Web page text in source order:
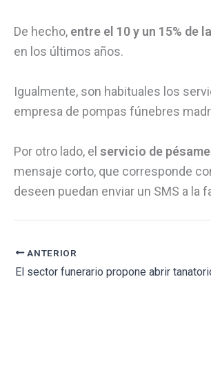
De hecho, entre el 10 y un 15%
en los últimos años.
Igualmente, son habituales los
empresa de pompas fúnebres
Por otro lado, el servicio de
mensaje corto, que corresponde
deseen puedan enviar un SMS a
ANTERIOR